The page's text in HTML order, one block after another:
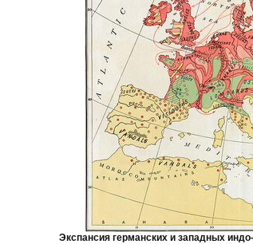
Экспансия германских и западных